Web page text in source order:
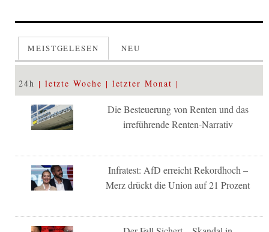
MEISTGELESEN NEU
24h letzte Woche letzter Monat
Die Besteuerung von Renten und das
irreführende Renten-Narrativ
Infratest: AfD erreicht Rekordhoch –
Merz drückt die Union auf 21 Prozent